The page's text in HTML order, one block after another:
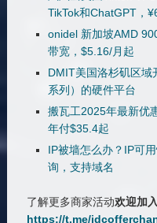
TikTok和ChatGPT，
onidel 新加坡AMD
带宽，$5.16/月起
DMIT美国洛杉矶区域
系列）的硬件平台
搬瓦工2025年最新优
年付$35.4起
IP被墙怎么办？IP可
询，支持域名
了解更多商家活动欢迎加
https://t.me/